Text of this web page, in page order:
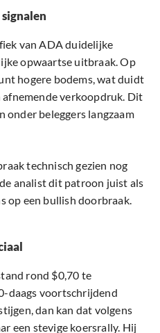
van ADA duidelijke
opwaartse uitbraak. Op
hogere bodems, wat duidt
verkoopdruk. Dit
beleggers langzaam
technisch gezien nog
analist dit patroon juist als
op een bullish doorbraak.
rond $0,70 te
daags voortschrijdend
dan kan dat volgens
een stevige koersrally. Hij